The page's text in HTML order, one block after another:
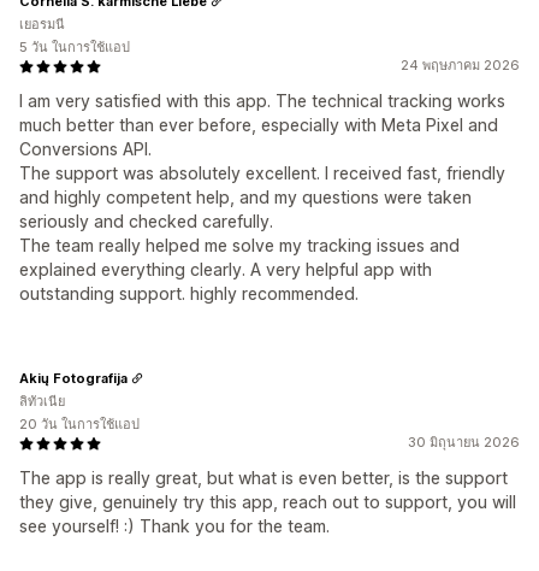
24 พฤษภาคม 2026
I am very satisfied with this app. The technical tracking works
much better than ever before, especially with Meta Pixel and
Conversions API.
The support was absolutely excellent. I received fast, friendly
and highly competent help, and my questions were taken
seriously and checked carefully.
The team really helped me solve my tracking issues and
explained everything clearly. A very helpful app with
outstanding support. highly recommended.
เยอรมนี
5 วัน ในการใช้แอป
30 มิถุนายน 2026
The app is really great, but what is even better, is the support
they give, genuinely try this app, reach out to support, you will
see yourself! :) Thank you for the team.
Akių Fotografija
ลิทัวเนีย
20 วัน ในการใช้แอป